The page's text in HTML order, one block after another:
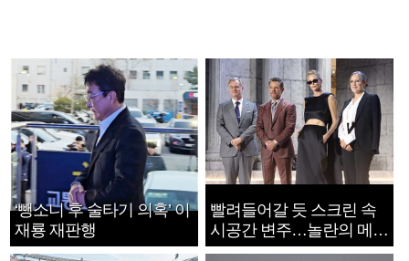
‘뺑소니 후 술타기 의혹’ 이
재룡 재판행
빨려들어갈 듯 스크린 속
시공간 변주…놀란의 메시
지는 ‘전쟁 속죄’